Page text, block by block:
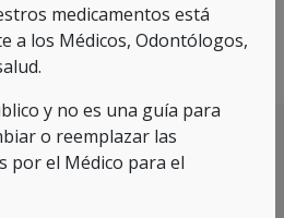
y presentaciones
sin relacionar usos ni
información que es de
para médicos y
medicamentos está
a los Médicos, Odontólogos,
y no es una guía para
o reemplazar las
por el Médico para el